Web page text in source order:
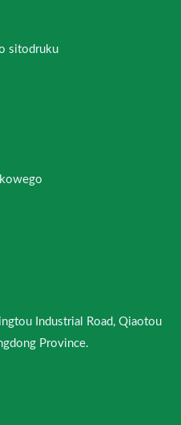
sitodruku
Industrial Road, Qiaotou
Province.